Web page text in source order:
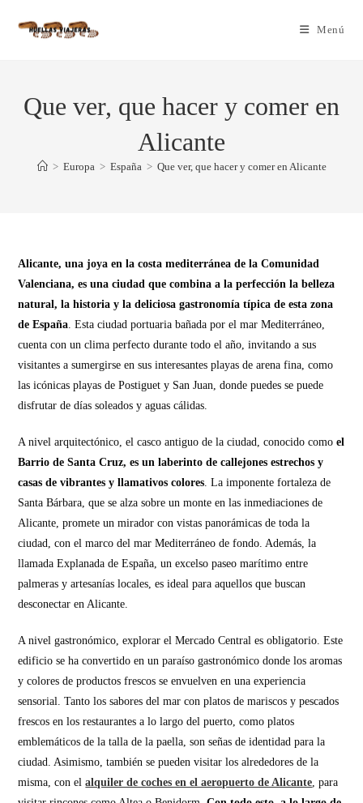
Menú
Que ver, que hacer y comer en
Alicante
> Europa > España > Que ver, que hacer y comer en Alicante
Alicante, una joya en la costa mediterránea de la Comunidad
Valenciana, es una ciudad que combina a la perfección la belleza
natural, la historia y la deliciosa gastronomía típica de esta zona
de España. Esta ciudad portuaria bañada por el mar Mediterráneo,
cuenta con un clima perfecto durante todo el año, invitando a sus
visitantes a sumergirse en sus interesantes playas de arena fina, como
las icónicas playas de Postiguet y San Juan, donde puedes se puede
disfrutar de días soleados y aguas cálidas.
A nivel arquitectónico, el casco antiguo de la ciudad, conocido comoel
Barrio de Santa Cruz, es un laberinto de callejones estrechos y
casas de vibrantes y llamativos colores. La imponente fortaleza de
Santa Bárbara, que se alza sobre un monte en las inmediaciones de
Alicante, promete un mirador con vistas panorámicas de toda la
ciudad, con el marco del mar Mediterráneo de fondo. Además, la
llamada Explanada de España, un excelso paseo marítimo entre
palmeras y artesanías locales, es ideal para aquellos que buscan
desconectar en Alicante.
A nivel gastronómico, explorar el Mercado Central es obligatorio. Este
edificio se ha convertido en un paraíso gastronómico donde los aromas
y colores de productos frescos se envuelven en una experiencia
sensorial. Tanto los sabores del mar con platos de mariscos y pescados
frescos en los restaurantes a lo largo del puerto, como platos
emblemáticos de la talla de la paella, son señas de identidad para la
ciudad. Asimismo, también se pueden visitar los alrededores de la
misma, con elalquiler de coches en el aeropuerto de Alicante, para